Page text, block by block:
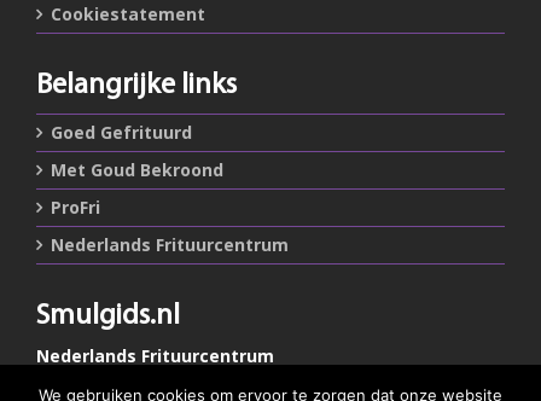
Cookiestatement
Belangrijke links
Goed Gefrituurd
Met Goud Bekroond
ProFri
Nederlands Frituurcentrum
Smulgids.nl
Nederlands Frituurcentrum
We gebruiken cookies om ervoor te zorgen dat onze website